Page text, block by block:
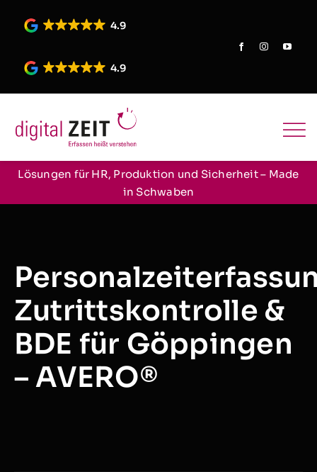
4.9
4.9
Lösungen für HR, Produktion und Sicherheit – Made
in Schwaben
Zutrittskontrolle &
BDE für Göppingen
– AVERO®